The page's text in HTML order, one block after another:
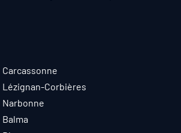
Carcassonne
Lézignan-Corbières
Narbonne
Balma